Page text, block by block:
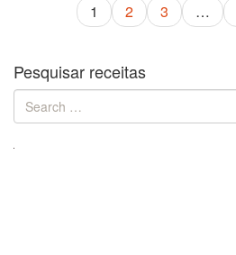
1 2 3 …
Pesquisar receitas
Search
for: